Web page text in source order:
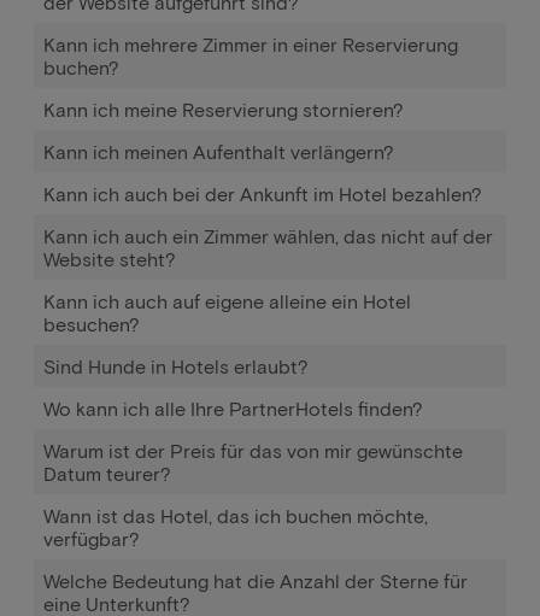
Kann ich mehrere Zimmer in einer Reservierung
buchen?
Kann ich meine Reservierung stornieren?
Kann ich meinen Aufenthalt verlängern?
Kann ich auch bei der Ankunft im Hotel bezahlen?
Kann ich auch ein Zimmer wählen, das nicht auf der
Website steht?
Kann ich auch auf eigene alleine ein Hotel
besuchen?
Sind Hunde in Hotels erlaubt?
Wo kann ich alle Ihre PartnerHotels finden?
Warum ist der Preis für das von mir gewünschte
Datum teurer?
Wann ist das Hotel, das ich buchen möchte,
verfügbar?
Welche Bedeutung hat die Anzahl der Sterne für
eine Unterkunft?